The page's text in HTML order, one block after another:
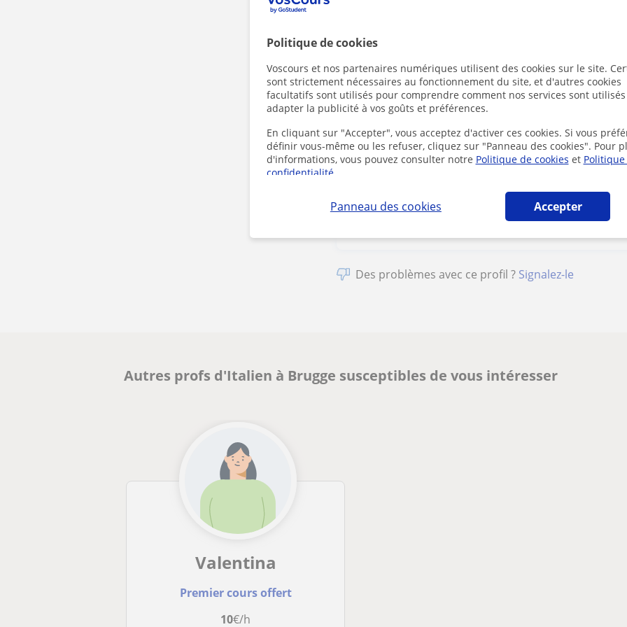
Politique de cookies
Voscours et nos partenaires numériques utilisent des cookies sur le site.
sont strictement nécessaires au fonctionnement du site, et d'autres cookies
facultatifs sont utilisés pour comprendre comment nos services sont
adapter la publicité à vos goûts et préférences.
En cliquant sur "Accepter", vous acceptez d'activer ces cookies. Si vous
définir vous-même ou les refuser, cliquez sur "Panneau des cookies". Pour
d'informations, vous pouvez consulter notre Politique de cookies et Politique
confidentialité.
Panneau des cookies Accepter
En cliquant
mentions
Des problèmes avec ce profil ? Signalez-le
Autres profs d'Italien à Brugge susceptibles de vous intéresser
Valentina
Premier cours offert
10€/h